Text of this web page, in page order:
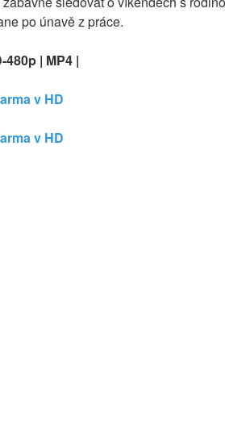
po únavě z práce.
480p | MP4 |
v HD
v HD